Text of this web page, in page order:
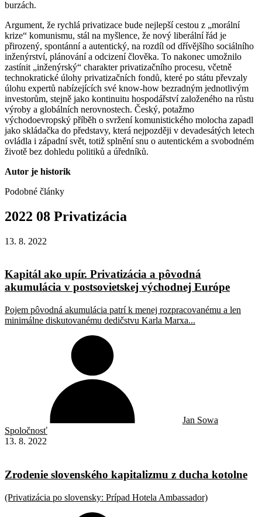
burzách.
Argument, že rychlá privatizace bude nejlepší cestou z „morální
krize“ komunismu, stál na myšlence, že nový liberální řád je
přirozený, spontánní a autentický, na rozdíl od dřívějšího sociálního
inženýrství, plánování a odcizení člověka. To nakonec umožnilo
zastínit „inženýrský“ charakter privatizačního procesu, včetně
technokratické úlohy privatizačních fondů, které po státu převzaly
úlohu expertů nabízejících své know-how bezradným jednotlivým
investorům, stejně jako kontinuitu hospodářství založeného na růstu
výroby a globálních nerovnostech. Český, potažmo
východoevropský příběh o svržení komunistického molocha zapadl
jako skládačka do představy, která nejpozději v devadesátých letech
ovládla i západní svět, totiž splnění snu o autentickém a svobodném
životě bez dohledu politiků a úředníků.
Autor je historik
Podobné články
2022 08 Privatizácia
13. 8. 2022
Kapitál ako upír. Privatizácia a pôvodná
akumulácia v postsovietskej východnej Európe
Pojem pôvodná akumulácia patrí k menej rozpracovanému a len
minimálne diskutovanému dedičstvu Karla Marxa...
Jan Sowa
Spoločnosť
13. 8. 2022
Zrodenie slovenského kapitalizmu z ducha kotolne
(Privatizácia po slovensky: Prípad Hotela Ambassador)